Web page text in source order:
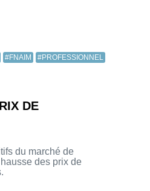
#FNAIM #PROFESSIONNEL
DE
du marché de
des prix de